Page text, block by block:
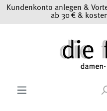
Zum Hauptinhalt springen
Kundenkonto anlegen &
ab 30 € &